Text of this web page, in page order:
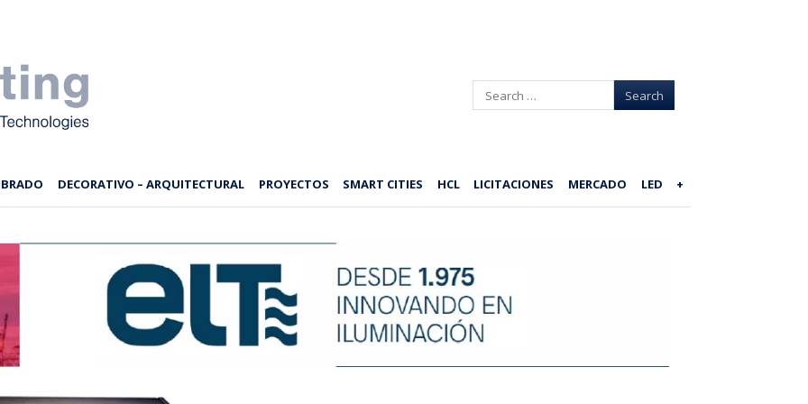
Search
DECORATIVO – ARQUITECTURAL PROYECTOS SMART CITIES HCL LICITACIONES MERCADO LED +